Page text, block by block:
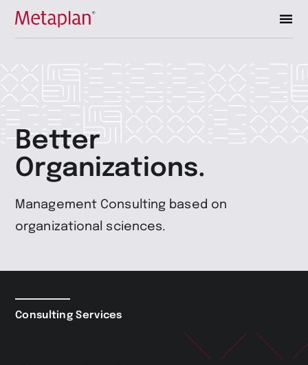
Zur
wechseln
Better
Organizations.
Management Consulting based on
organizational sciences.
Consulting Services